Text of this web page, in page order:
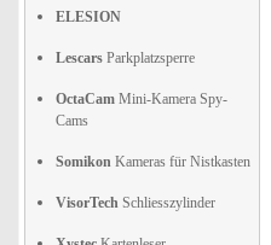
ELESION
Lescars Parkplatzsperre
OctaCam Mini-Kamera Spy-
Cams
Somikon Kameras für Nistkasten
VisorTech Schliesszylinder